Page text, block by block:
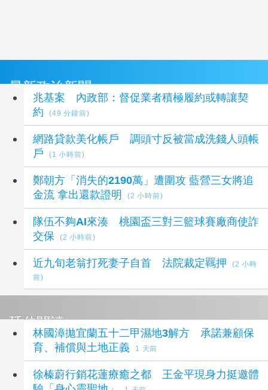
最新政治新聞
兆基案 內政部：督促業者積極履約或轉讓契
約
(49 分鐘前)
網路貸款美化帳戶 調頭寸反被當成洗錢人頭帳
戶
(1 小時前)
鄭朝方「消失的2190萬」遭圍攻 藍營三女將追
金流 拿出還款證明
(2 小時前)
隊伍不夠AI來湊 桃園盃三對三籃球賽廠商使詐
交保
(2 小時前)
近九旬老翁打死妻子自首 法院裁定羈押
(2 小時
前)
延伸閱讀
林國漳拋宜蘭五十二甲濕地3解方 承諾兼顧保
育、補償與土地正義
1 天前
徐榛蔚行銷花蓮療癒之都 王金平現身力挺邀體